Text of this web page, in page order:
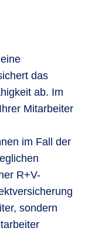
das
ab. Im
Mitarbeiter
im Fall der
R+V-
sondern